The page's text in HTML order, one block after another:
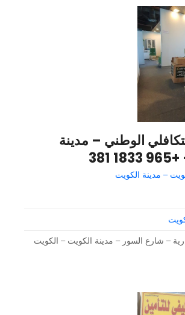
الوطني – مدينة
381
– مدينة الكويت
– شارع السور – مدينة الكويت – الكويت